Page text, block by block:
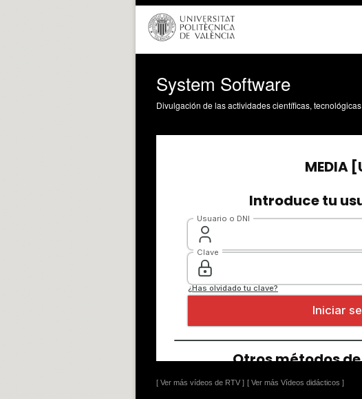
System Software
Divulgación de las actividades científicas,
[ Ver más vídeos de RTV ] [ Ver más Vídeos didácticos ]